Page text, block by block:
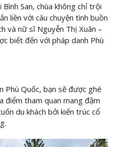
San, chùa không chỉ trội
liền với câu chuyện tình buồn
và nữ sĩ Nguyễn Thị Xuân –
biết đến với pháp danh Phù
Phú Quốc, bạn sẽ được ghé
điểm tham quan mang đậm
du khách bởi kiến trúc cổ